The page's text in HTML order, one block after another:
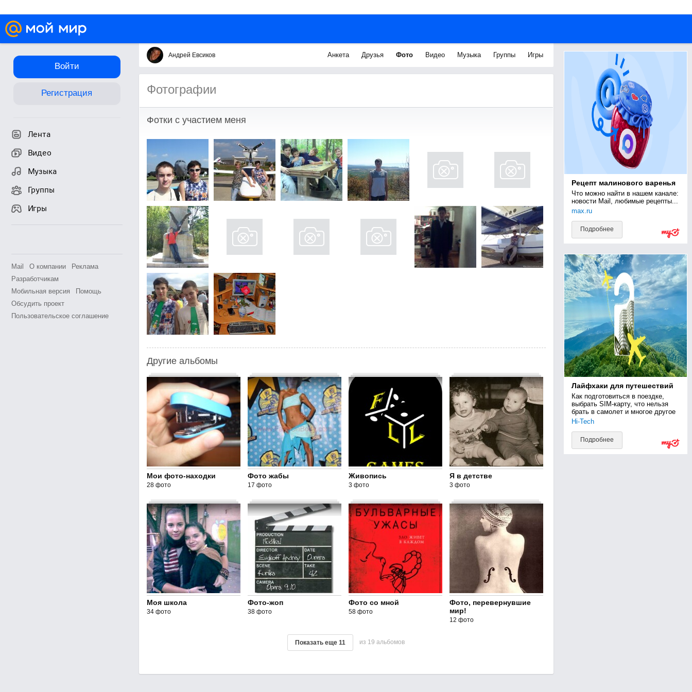
Войти
Регистрация
Лента
Видео
Музыка
Группы
Игры
Mail О компании
Реклама
Разработчикам
Мобильная версия
Помощь
Обсудить проект
Пользовательское соглашение
Андрей Евсиков Анкета Друзья Фото Видео Музыка Группы Игры
Фотографии
Фотки с участием меня
Другие альбомы
Мои фото-находки
28 фото
Фото жабы
17 фото
Живопись
3 фото
Я в детстве
3 фото
Моя школа
34 фото
Фото-жоп
38 фото
Фото со мной
58 фото
Фото, перевернувшие
мир!
12 фото
Показать еще 11 из 19 альбомов
Рецепт малинового варенья
Что можно найти в нашем канале:
новости Mail, любимые рецепты...
max.ru
Подробнее
Лайфхаки для путешествий
Как подготовиться в поездке,
выбрать SIM-карту, что нельзя
брать в самолет и многое другое
Hi-Tech
Подробнее